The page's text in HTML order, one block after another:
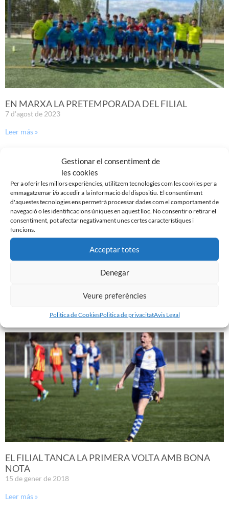
Gestionar el consentiment de
les cookies
Per a oferir les millors experiències, utilitzem tecnologies com les cookies per a
emmagatzemar i/o accedir a la informació del dispositiu. El consentiment
d'aquestes tecnologies ens permetrà processar dades com el comportament de
navegació o les identificacions úniques en aquest lloc. No consentir o retirar el
consentiment, pot afectar negativament unes certes característiques i
funcions.
Acceptar totes
Denegar
Veure preferències
Politica de CookiesPolitica de privacitatAvis Legal
EN MARXA LA PRETEMPORADA DEL FILIAL
7 d'agost de 2023
Leer más »
VÍDEO: SORPRESA AL VESTIDOR DEL FILIAL
EL FILIAL TANCA LA PRIMERA VOLTA AMB BONA
NOTA
15 de gener de 2018
Leer más »